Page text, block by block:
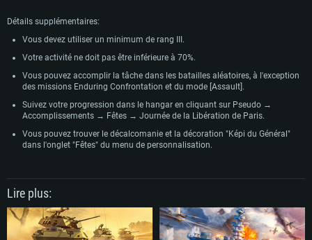
Détails supplémentaires:
Vous devez utiliser un minimum de rang III.
Votre activité ne doit pas être inférieure à 70%.
Vous pouvez accomplir la tâche dans les batailles aléatoires, à l'exception
des missions Enduring Confrontation et du mode [Assault].
Suivez votre progression dans le hangar en cliquant sur Pseudo →
Accomplissements → Fêtes → Journée de la Libération de Paris.
Vous pouvez trouver le décalcomanie et la décoration "Képi du Général"
dans l'onglet "Fêtes" du menu de personnalisation.
Lire plus: